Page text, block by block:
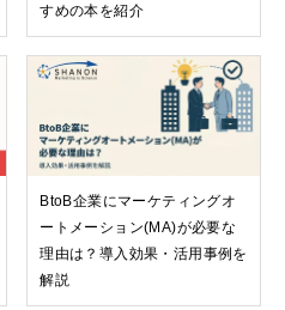
すめの本を紹介
BtoB企業にマーケティングオ
ートメーション(MA)が必要な
理由は？導入効果・活用事例を
解説